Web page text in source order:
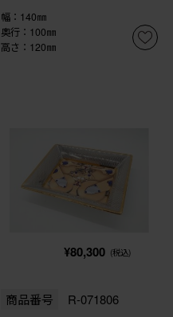
幅：140㎜
奥行：100㎜
高さ：120㎜
¥80,300 (税込)
商品番号 R-071806